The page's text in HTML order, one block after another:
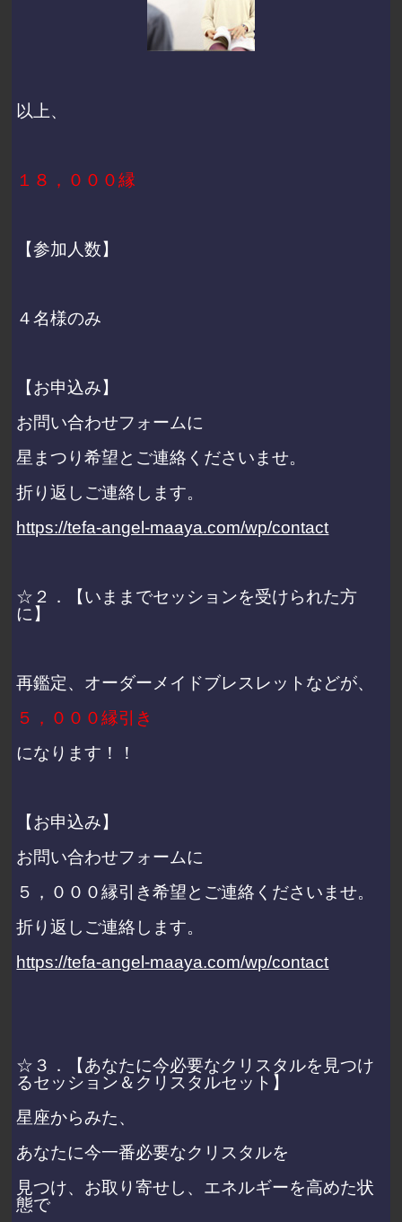
以上、
１８，０００縁
【参加人数】
４名様のみ
【お申込み】
お問い合わせフォームに
星まつり希望とご連絡くださいませ。
折り返しご連絡します。
https://tefa-angel-maaya.com/wp/contact
☆２．【いままでセッションを受けられた方
に】
再鑑定、オーダーメイドブレスレットなどが、
５，０００縁引き
になります！！
【お申込み】
お問い合わせフォームに
５，０００縁引き希望とご連絡くださいませ。
折り返しご連絡します。
https://tefa-angel-maaya.com/wp/contact
☆３．【あなたに今必要なクリスタルを見つけ
るセッション＆クリスタルセット】
星座からみた、
あなたに今一番必要なクリスタルを
見つけ、お取り寄せし、エネルギーを高めた状
態で